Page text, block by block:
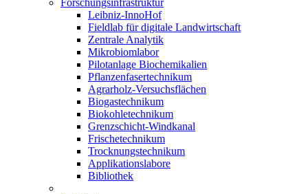
Forschungsinfrastruktur
Leibniz-InnoHof
Fieldlab für digitale Landwirtschaft
Zentrale Analytik
Mikrobiomlabor
Pilotanlage Biochemikalien
Pflanzenfasertechnikum
Agrarholz-Versuchsflächen
Biogastechnikum
Biokohletechnikum
Grenzschicht-Windkanal
Frischetechnikum
Trocknungstechnikum
Applikationslabore
Bibliothek